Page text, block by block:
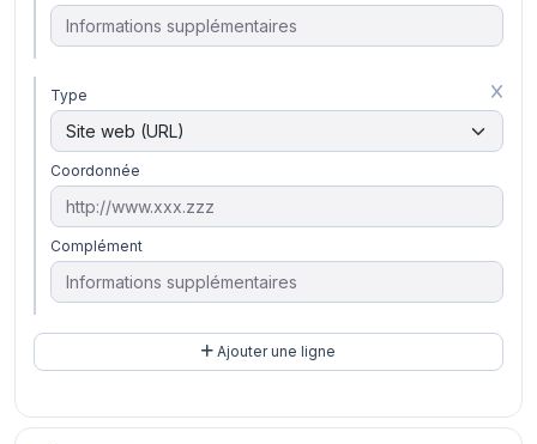
Type
Coordonnée
Complément
Ajouter une ligne